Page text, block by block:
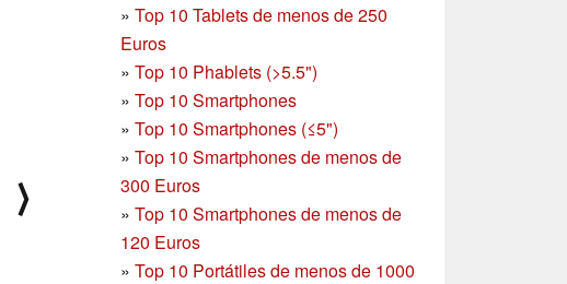
» Top 10 Tablets de menos de 250
Euros
» Top 10 Phablets (>5.5")
» Top 10 Smartphones
» Top 10 Smartphones (≤5")
» Top 10 Smartphones de menos de
300 Euros
» Top 10 Smartphonesde menos de
120 Euros
» Top 10 Portátiles de menos de 1000
⟩